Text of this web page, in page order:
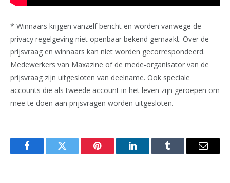
* Winnaars krijgen vanzelf bericht en worden vanwege de
privacy regelgeving niet openbaar bekend gemaakt. Over de
prijsvraag en winnaars kan niet worden gecorrespondeerd.
Medewerkers van Maxazine of de mede-organisator van de
prijsvraag zijn uitgesloten van deelname. Ook speciale
accounts die als tweede account in het leven zijn geroepen om
mee te doen aan prijsvragen worden uitgesloten.
FacebookTwitter Pinterest LinkedInTumblr Email